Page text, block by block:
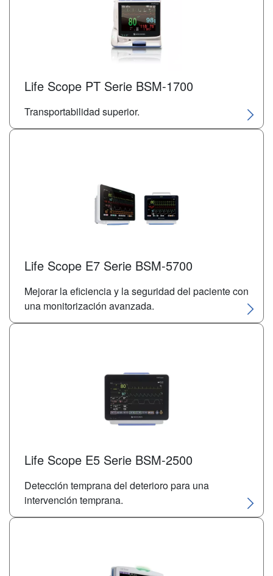
Life Scope PT Serie BSM-1700
Transportabilidad superior.
Life Scope E7 Serie BSM-5700
Mejorar la eficiencia y la seguridad del paciente con
una monitorización avanzada.
Life Scope E5 Serie BSM-2500
Detección temprana del deterioro para una
intervención temprana.